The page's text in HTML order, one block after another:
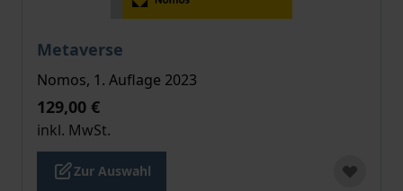
Metaverse
Der Preis dieses Titels richtet sich nach der
Nomos, 1. Auflage 2023
129,00 €
inkl. MwSt.
Zur Auswahl